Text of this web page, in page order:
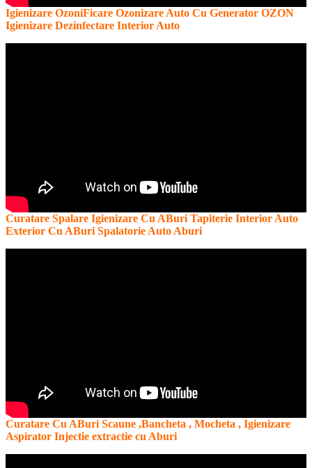
Igienizare OzoniFicare Ozonizare Auto Cu Generator OZON
Igienizare Dezinfectare Interior Auto
Curatare Spalare Igienizare Cu ABuri Tapiterie Interior Auto
Exterior Cu ABuri Spalatorie Auto Aburi
Curatare Cu ABuri Scaune ,Bancheta , Mocheta , Igienizare
Aspirator Injectie extractie cu Aburi